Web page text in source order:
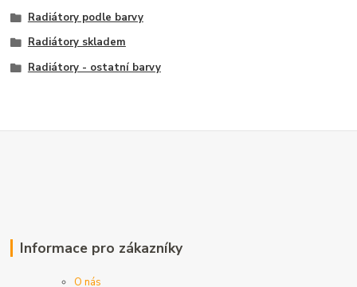
Radiátory podle barvy
Radiátory skladem
Radiátory - ostatní barvy
Informace pro zákazníky
O nás